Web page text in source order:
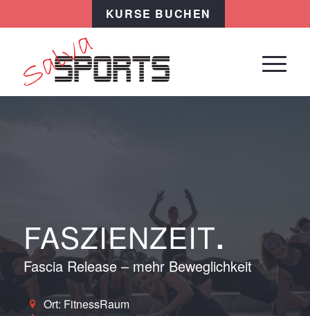
KURSE BUCHEN
FASZIENZEIT.
Fascia Release – mehr Beweglichkeit
Ort: FitnessRaum